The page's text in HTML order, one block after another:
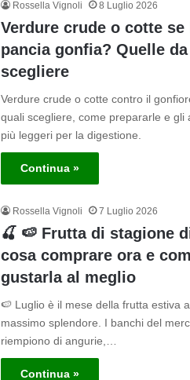
Rossella Vignoli 8 Luglio 2026
Verdure crude o cotte se
pancia gonfia? Quelle da
scegliere
Verdure crude o cotte contro il
quali scegliere, come prepararle e gli
più leggeri per la digestione.
Continua »
Rossella Vignoli 7 Luglio 2026
🍒 🍉 Frutta di stagione
cosa comprare ora e
gustarla al meglio
🍉 Luglio è il mese della frutta estiva
massimo splendore. I banchi del
riempiono di angurie,…
Continua »